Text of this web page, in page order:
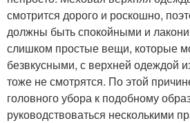
смотрится дорого и роскошно,
должны быть спокойными и
слишком простые вещи, которые
безвкусными, с верхней одеждой
тоже не смотрятся. По этой
головного убора к подобному
руководствоваться несколькими